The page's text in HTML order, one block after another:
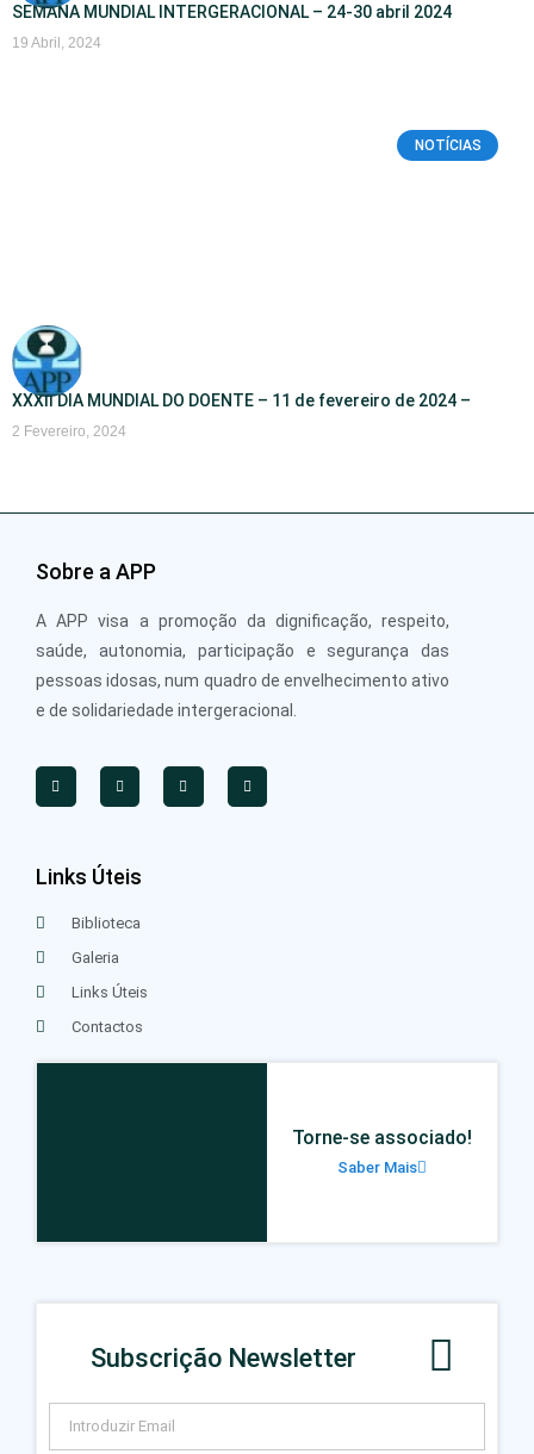
SEMANA MUNDIAL INTERGERACIONAL – 24-30 abril 2024
19 Abril, 2024
NOTÍCIAS
XXXII DIA MUNDIAL DO DOENTE – 11 de fevereiro de 2024 –
2 Fevereiro, 2024
Sobre a APP
A APP visa a promoção da dignificação, respeito,
saúde, autonomia, participação e segurança das
pessoas idosas, num quadro de envelhecimento ativo
e de solidariedade intergeracional.
Links Úteis
Biblioteca
Galeria
Links Úteis
Contactos
Torne-se associado!
Saber Mais
Subscrição Newsletter